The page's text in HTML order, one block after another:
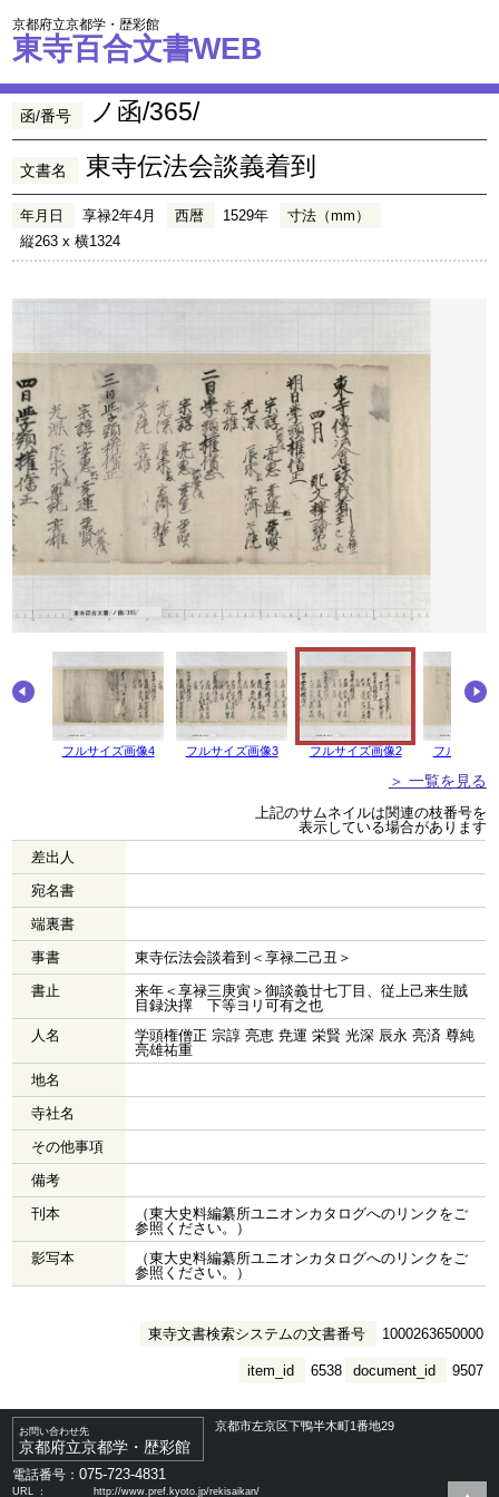
京都府立京都学・歴彩館
東寺百合文書WEB
函/番号 ノ函/365/
文書名 東寺伝法会談義着到
年月日 享禄2年4月 西暦 1529年
寸法（mm）
縦263 x 横1324
フルサイズ画像4 フルサイズ画像3 フルサイズ画像2 フルサイズ
＞ 一覧を見る
上記のサムネイルは関連の枝番号を
表示している場合があります
差出人
宛名書
端裏書
事書
東寺伝法会談着到＜享禄二己丑＞
書止
来年＜享禄三庚寅＞御談義廿七丁目、従上己来生賊
目録決擇 下等ヨリ可有之也
人名
学頭権僧正 宗諄 亮恵 尭運 栄賢 光深 辰永 亮済 尊純
亮雄祐重
地名
寺社名
その他事項
備考
刊本
（東大史料編纂所ユニオンカタログへのリンクをご
参照ください。）
影写本
（東大史料編纂所ユニオンカタログへのリンクをご
参照ください。）
東寺文書検索システムの文書番号 1000263650000
document_id 9507
item_id 6538
お問い合わせ先
京都府立京都学・歴彩館
京都市左京区下鴨半木町1番地29
電話番号：075-723-4831
URL ： http://www.pref.kyoto.jp/rekisaikan/